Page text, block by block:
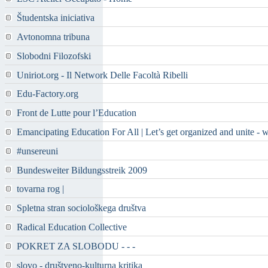
Študentska iniciativa
Avtonomna tribuna
Slobodni Filozofski
Uniriot.org - Il Network Delle Facoltà Ribelli
Edu-Factory.org
Front de Lutte pour l’Education
Emancipating Education For All | Let’s get organized and unite -
#unsereuni
Bundesweiter Bildungsstreik 2009
tovarna rog |
Spletna stran sociološkega društva
Radical Education Collective
POKRET ZA SLOBODU - - -
slovo - društveno-kulturna kritika